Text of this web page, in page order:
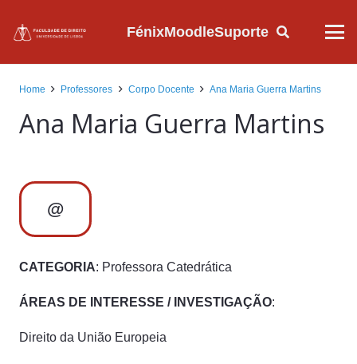
FénixMoodleSuporte
Home Professores Corpo Docente Ana Maria Guerra Martins
Ana Maria Guerra Martins
@
CATEGORIA: Professora Catedrática
ÁREAS DE INTERESSE / INVESTIGAÇÃO:
Direito da União Europeia